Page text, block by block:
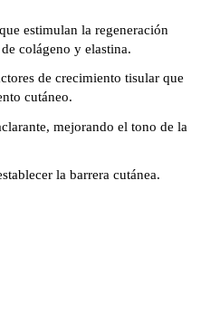
estimulan la regeneración
colágeno y elastina.
de crecimiento tisular que
cutáneo.
mejorando el tono de la
la barrera cutánea.